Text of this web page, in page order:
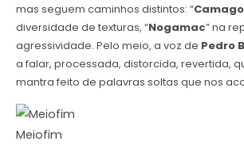
mas seguem caminhos distintos: “
diversidade de texturas, “Nogamac” na
agressividade. Pelo meio, a voz de Pedro
a falar, processada, distorcida, revertida,
mantra feito de palavras soltas que nos
Meiofim